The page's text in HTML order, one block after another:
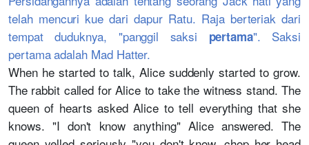
telah mencuri kue dari dapur Ratu. Raja berteriak dari
tempat duduknya, "panggil saksi pertama". Saksi
pertama adalah Mad Hatter.
When he started to talk, Alice suddenly started to grow.
The rabbit called for Alice to take the witness stand. The
queen of hearts asked Alice to tell everything that she
knows. "I don't know anything" Alice answered. The